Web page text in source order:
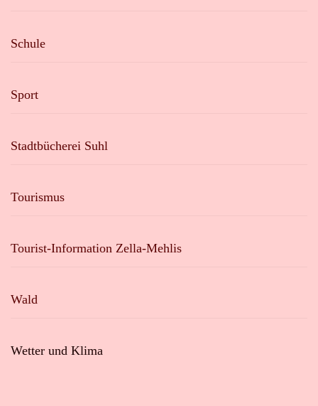
Schule
Sport
Stadtbücherei Suhl
Tourismus
Tourist-Information Zella-Mehlis
Wald
Wetter und Klima